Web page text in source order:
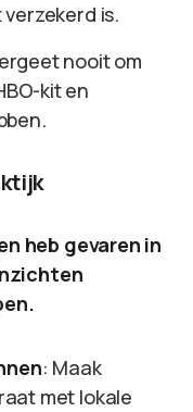
is.
nooit om
kit en
heb gevaren in
: Maak
met lokale